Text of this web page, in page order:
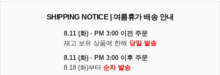
SHIPPING NOTICE | 여름휴가 배송 안내
8.11 (화) · PM 3:00 이전 주문
재고 보유 상품에 한해 당일 발송
8.11 (화) · PM 3:00 이후 주문
8.18 (화)부터 순차 발송